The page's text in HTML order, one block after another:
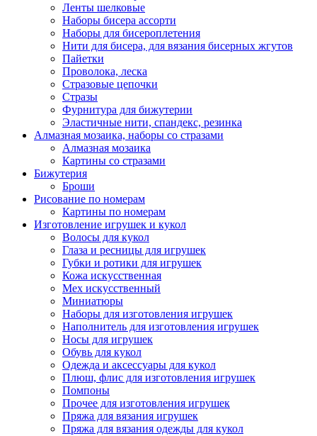
Ленты шелковые
Наборы бисера ассорти
Наборы для бисероплетения
Нити для бисера, для вязания бисерных жгутов
Пайетки
Проволока, леска
Стразовые цепочки
Стразы
Фурнитура для бижутерии
Эластичные нити, спандекс, резинка
Алмазная мозаика, наборы со стразами
Алмазная мозаика
Картины co стразами
Бижутерия
Броши
Рисование по номерам
Картины по номерам
Изготовление игрушек и кукол
Волосы для кукол
Глаза и ресницы для игрушек
Губки и ротики для игрушек
Кожа искусственная
Мех искусственный
Миниатюры
Наборы для изготовления игрушек
Наполнитель для изготовления игрушек
Носы для игрушек
Обувь для кукол
Одежда и аксессуары для кукол
Плюш, флис для изготовления игрушек
Помпоны
Прочее для изготовления игрушек
Пряжа для вязания игрушек
Пряжа для вязания одежды для кукол